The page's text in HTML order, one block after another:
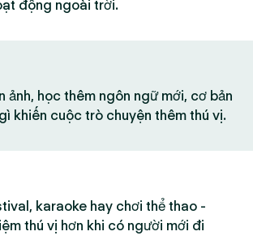
động ngoài trời.
ảnh, học thêm ngôn ngữ mới, cơ bản
khiến cuộc trò chuyện thêm thú vị.
karaoke hay chơi thể thao -
thú vị hơn khi có người mới đi